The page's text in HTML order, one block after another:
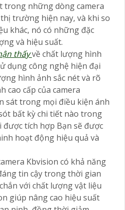
trong những dòng camera
trường hiện nay, và khi so
khác, nó có những đặc
và hiệu suất.
thấyvề chất lượng hình
dụng công nghệ hiện đại
hình ảnh sắc nét và rõ
cao cấp của camera
sát trong mọi điều kiện ánh
bất kỳ chi tiết nào trong
được tích hợp Bạn sẽ được
hoạt động hiệu quả và
Kbvision có khả năng
tin cậy trong thời gian
với chất lượng vật liệu
giúp nâng cao hiệu suất